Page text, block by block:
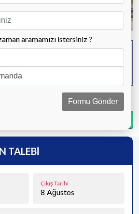
Fotoğrafları Göster
BANYO & WC
4 ADET
YATAK ODASI
TALEBİ
Çıkış Tarihi
8 Ağustos
aramamızı istersiniz ?
Formu Gönder